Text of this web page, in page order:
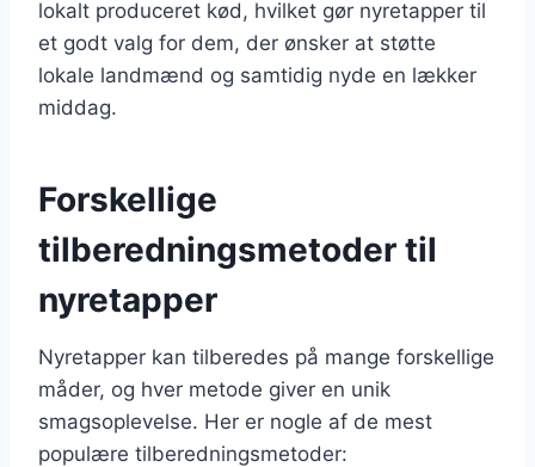
lokalt produceret kød, hvilket gør nyretapper til
et godt valg for dem, der ønsker at støtte
lokale landmænd og samtidig nyde en lækker
middag.
Forskellige
tilberedningsmetoder til
nyretapper
Nyretapper kan tilberedes på mange forskellige
måder, og hver metode giver en unik
smagsoplevelse. Her er nogle af de mest
populære tilberedningsmetoder: